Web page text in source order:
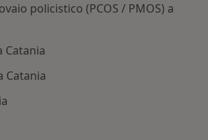
policistico (PCOS / PMOS) a
Catania
Catania